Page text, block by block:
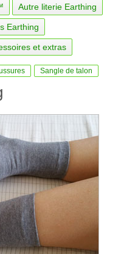
Autre literie Earthing
Earthing
et extras
Sangle de talon